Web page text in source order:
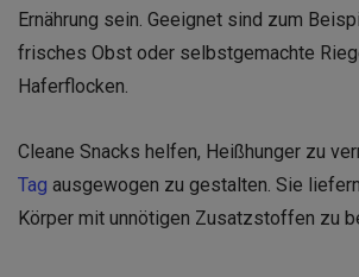
Ernährung sein. Geeignet sind zum
frisches Obst oder selbstgemachte
Haferflocken.
Cleane Snacks helfen, Heißhunger zu
Tag ausgewogen zu gestalten. Sie
Körper mit unnötigen Zusatzstoffen zu